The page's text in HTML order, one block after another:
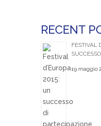
RECENT
FESTIVAL
19 maggio